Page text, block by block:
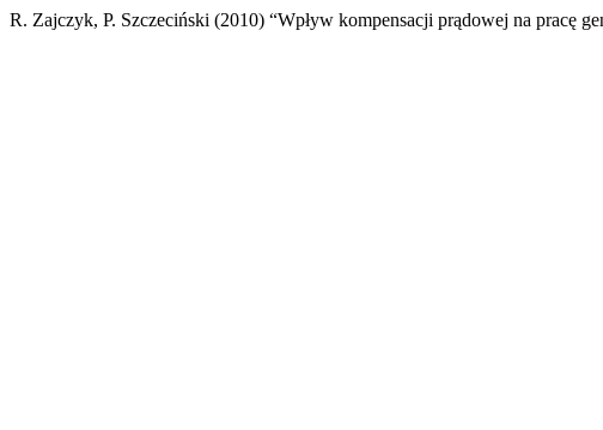
R. Zajczyk, P. Szczeciński (2010) “Wpływ kompensacji prądowej na pracę